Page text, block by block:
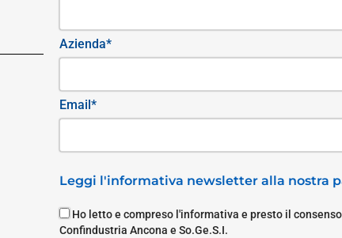
Azienda*
Email*
Leggi l'informativa newsletter alla nostra
Ho letto e compreso l'informativa e presto il
Confindustria Ancona e So.Ge.S.I.